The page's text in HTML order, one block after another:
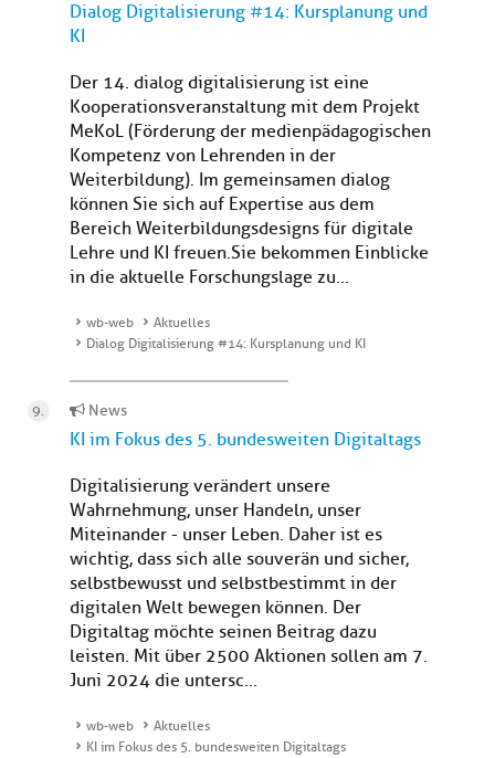
Dialog Digitalisierung #14: Kursplanung und
KI
Der 14. dialog digitalisierung ist eine
Kooperationsveranstaltung mit dem Projekt
MeKoL (Förderung der medienpädagogischen
Kompetenz von Lehrenden in der
Weiterbildung). Im gemeinsamen dialog
können Sie sich auf Expertise aus dem
Bereich Weiterbildungsdesigns für digitale
Lehre und KI freuen.Sie bekommen Einblicke
in die aktuelle Forschungslage zu...
wb-web
Aktuelles
Dialog Digitalisierung #14: Kursplanung und KI
News
KI im Fokus des 5. bundesweiten Digitaltags
Digitalisierung verändert unsere
Wahrnehmung, unser Handeln, unser
Miteinander - unser Leben. Daher ist es
wichtig, dass sich alle souverän und sicher,
selbstbewusst und selbstbestimmt in der
digitalen Welt bewegen können. Der
Digitaltag möchte seinen Beitrag dazu
leisten. Mit über 2500 Aktionen sollen am 7.
Juni 2024 die untersc...
wb-web
Aktuelles
KI im Fokus des 5. bundesweiten Digitaltags